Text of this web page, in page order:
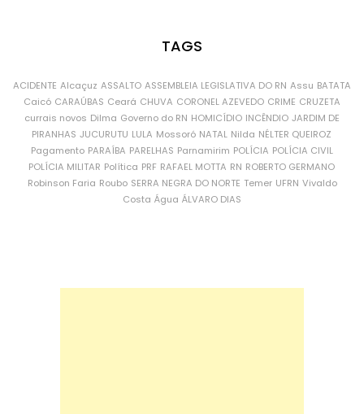
TAGS
ACIDENTE Alcaçuz ASSALTO ASSEMBLEIA LEGISLATIVA DO RN Assu BATATA
Caicó CARAÚBAS Ceará CHUVA CORONEL AZEVEDO CRIME CRUZETA
currais novos Dilma Governo do RN HOMICÍDIO INCÊNDIO JARDIM DE
PIRANHAS JUCURUTU LULA Mossoró NATAL Nilda NÉLTER QUEIROZ
Pagamento PARAÍBA PARELHAS Parnamirim POLÍCIA POLÍCIA CIVIL
POLÍCIA MILITAR Política PRF RAFAEL MOTTA RN ROBERTO GERMANO
Robinson Faria Roubo SERRA NEGRA DO NORTE Temer UFRN Vivaldo
Costa Água ÁLVARO DIAS